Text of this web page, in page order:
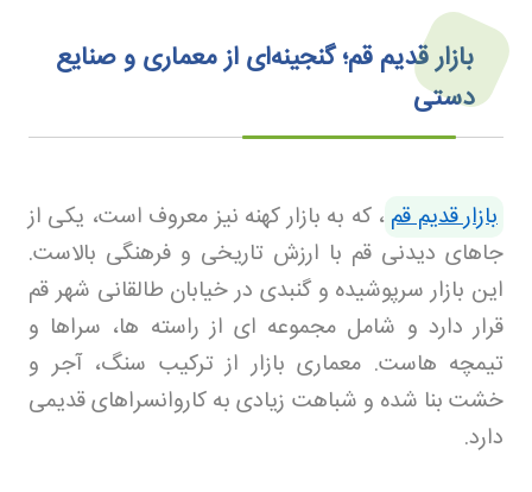
بازار قدیم قم؛ گنجینه‌ای از معماری و صنایع
دستی
بازار قدیم قم، که به بازار کهنه نیز معروف است، یکی از
جاهای دیدنی قم با ارزش تاریخی و فرهنگی بالاست.
این بازار سرپوشیده و گنبدی در خیابان طالقانی شهر قم
قرار دارد و شامل مجموعه ای از راسته ها، سراها و
تیمچه هاست. معماری بازار از ترکیب سنگ، آجر و
خشت بنا شده و شباهت زیادی به کاروانسراهای قدیمی
دارد.